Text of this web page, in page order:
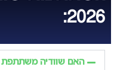
2026:
האם שוודיה משתתפת